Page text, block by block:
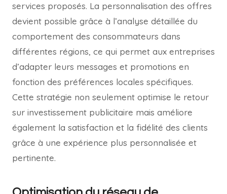
services proposés. La personnalisation des offres
devient possible grâce à l’analyse détaillée du
comportement des consommateurs dans
différentes régions, ce qui permet aux entreprises
d’adapter leurs messages et promotions en
fonction des préférences locales spécifiques.
Cette stratégie non seulement optimise le retour
sur investissement publicitaire mais améliore
également la satisfaction et la fidélité des clients
grâce à une expérience plus personnalisée et
pertinente.